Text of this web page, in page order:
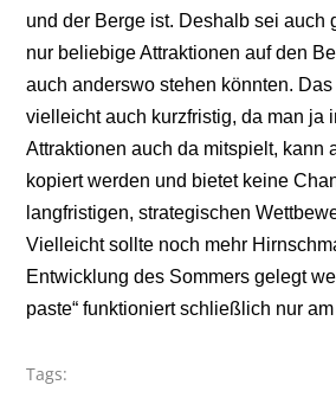
und der Berge ist. Deshalb sei auch
nur beliebige Attraktionen auf den
auch anderswo stehen könnten.
vielleicht auch kurzfristig, da man ja
Attraktionen auch da mitspielt, kann
kopiert werden und bietet keine
langfristigen, strategischen
Vielleicht sollte noch mehr
Entwicklung des Sommers gelegt
paste“ funktioniert schließlich nur
Tags: